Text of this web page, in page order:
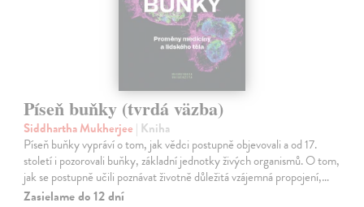
Píseň buňky (tvrdá väzba)
Siddhartha Mukherjee | Kniha
Píseň buňky vypráví o tom, jak vědci postupně objevovali a od 17.
století i pozorovali buňky, základní jednotky živých organismů. O tom,
jak se postupně učili poznávat životně důležitá vzájemná propojení,…
Zasielame do 12 dní